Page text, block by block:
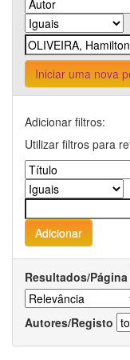
Iniciar uma nova
Adicionar filtros:
Utilizar filtros para
Resultados/Página
Autores/Registo